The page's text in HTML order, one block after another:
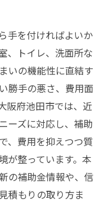
手を付ければよいか
、トイレ、洗面所な
いの機能性に直結す
勝手の悪さ、費用面
阪府池田市では、近
ーズに対応し、補助
、費用を抑えつつ質
が整っています。本
の補助金情報や、信
積もりの取り方ま